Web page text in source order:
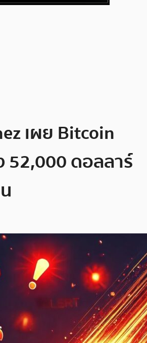
เผย Bitcoin
52,000 ดอลลาร์